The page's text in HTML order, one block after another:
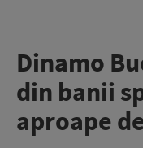
Dinamo
din banii
aproape